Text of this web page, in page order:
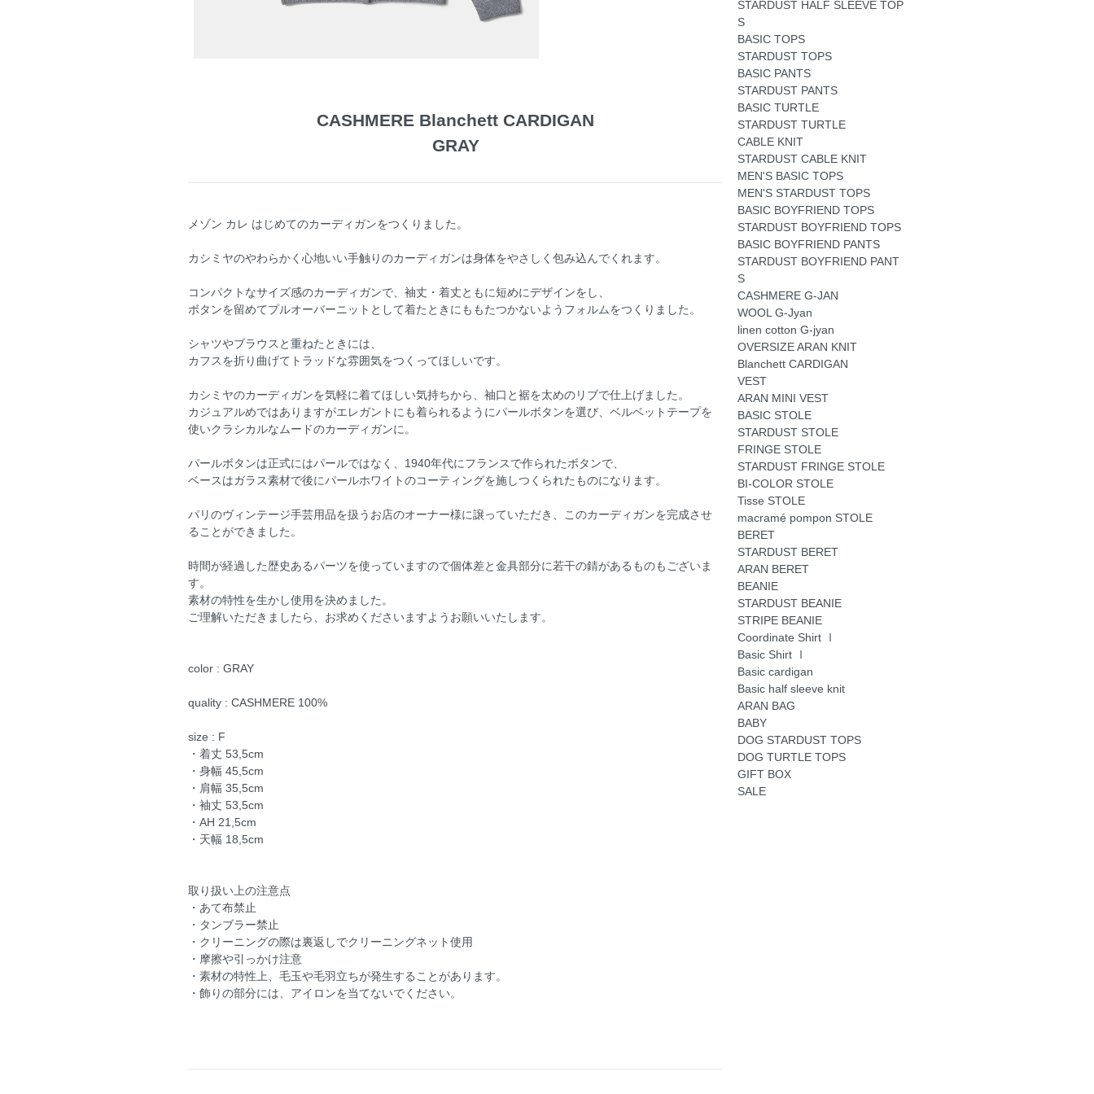
CASHMERE Blanchett CARDIGAN
GRAY
メゾン カレ はじめてのカーディガンをつくりました。
カシミヤのやわらかく心地いい手触りのカーディガンは身体をやさしく包み込んでくれます。
コンパクトなサイズ感のカーディガンで、袖丈・着丈ともに短めにデザインをし、
ボタンを留めてプルオーバーニットとして着たときにももたつかないようフォルムをつくりました。
シャツやブラウスと重ねたときには、
カフスを折り曲げてトラッドな雰囲気をつくってほしいです。
カシミヤのカーディガンを気軽に着てほしい気持ちから、袖口と裾を太めのリブで仕上げました。
カジュアルめではありますがエレガントにも着られるようにパールボタンを選び、ベルベットテープを
使いクラシカルなムードのカーディガンに。
パールボタンは正式にはパールではなく、1940年代にフランスで作られたボタンで、
ベースはガラス素材で後にパールホワイトのコーティングを施しつくられたものになります。
パリのヴィンテージ手芸用品を扱うお店のオーナー様に譲っていただき、このカーディガンを完成させ
ることができました。
時間が経過した歴史あるパーツを使っていますので個体差と金具部分に若干の錆があるものもございま
す。
素材の特性を生かし使用を決めました。
ご理解いただきましたら、お求めくださいますようお願いいたします。
color : GRAY
quality : CASHMERE 100%
size : F
・着丈 53,5cm
・身幅 45,5cm
・肩幅 35,5cm
・袖丈 53,5cm
・AH 21,5cm
・天幅 18,5cm
取り扱い上の注意点
・あて布禁止
・タンブラー禁止
・クリーニングの際は裏返しでクリーニングネット使用
・摩擦や引っかけ注意
・素材の特性上、毛玉や毛羽立ちが発生することがあります。
・飾りの部分には、アイロンを当てないでください。
STARDUST HALF SLEEVE TOP
S
BASIC TOPS
STARDUST TOPS
BASIC PANTS
STARDUST PANTS
BASIC TURTLE
STARDUST TURTLE
CABLE KNIT
STARDUST CABLE KNIT
MEN'S BASIC TOPS
MEN'S STARDUST TOPS
BASIC BOYFRIEND TOPS
STARDUST BOYFRIEND TOPS
BASIC BOYFRIEND PANTS
STARDUST BOYFRIEND PANT
S
CASHMERE G-JAN
WOOL G-Jyan
linen cotton G-jyan
OVERSIZE ARAN KNIT
Blanchett CARDIGAN
VEST
ARAN MINI VEST
BASIC STOLE
STARDUST STOLE
FRINGE STOLE
STARDUST FRINGE STOLE
BI-COLOR STOLE
Tisse STOLE
macramé pompon STOLE
BERET
STARDUST BERET
ARAN BERET
BEANIE
STARDUST BEANIE
STRIPE BEANIE
Coordinate Shirt Ⅰ
Basic Shirt Ⅰ
Basic cardigan
Basic half sleeve knit
ARAN BAG
BABY
DOG STARDUST TOPS
DOG TURTLE TOPS
GIFT BOX
SALE